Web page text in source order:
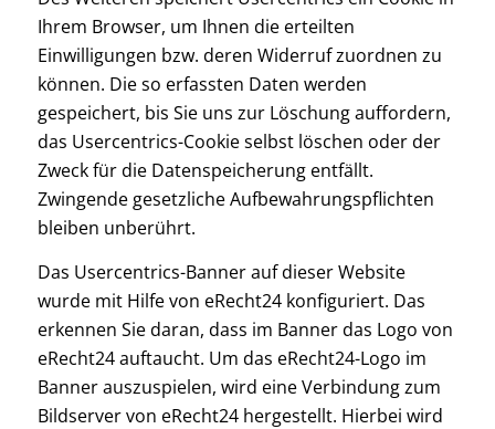
Ihrem Browser, um Ihnen die erteilten
Einwilligungen bzw. deren Widerruf zuordnen zu
können. Die so erfassten Daten werden
gespeichert, bis Sie uns zur Löschung auffordern,
das Usercentrics-Cookie selbst löschen oder der
Zweck für die Datenspeicherung entfällt.
Zwingende gesetzliche Aufbewahrungspflichten
bleiben unberührt.
Das Usercentrics-Banner auf dieser Website
wurde mit Hilfe von eRecht24 konfiguriert. Das
erkennen Sie daran, dass im Banner das Logo von
eRecht24 auftaucht. Um das eRecht24-Logo im
Banner auszuspielen, wird eine Verbindung zum
Bildserver von eRecht24 hergestellt. Hierbei wird